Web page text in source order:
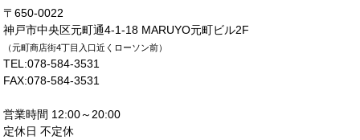
〒650-0022
神戸市中央区元町通4-1-18 MARUYO元町ビル2F
（元町商店街4丁目入口近くローソン前）
TEL:078-584-3531
FAX:078-584-3531
営業時間 12:00～20:00
定休日 不定休